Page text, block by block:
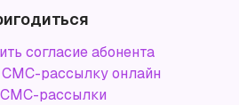
согласие абонента
СМС-рассылку онлайн
рассылки